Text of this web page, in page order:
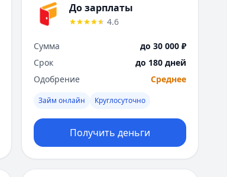
Х
Хабаровск
Чебоксары
Челябинск
Ярославль
Вся Россия
До зарплаты
4.6
Сумма
до 30 000 ₽
Срок
до 180 дней
Одобрение
Среднее
Займ онлайн Круглосуточно
Получить деньги